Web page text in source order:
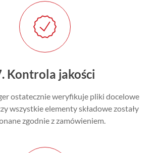
Kontrola jakości
ostatecznie weryfikuje pliki docelowe
wszystkie elementy składowe zostały
zgodnie z zamówieniem.